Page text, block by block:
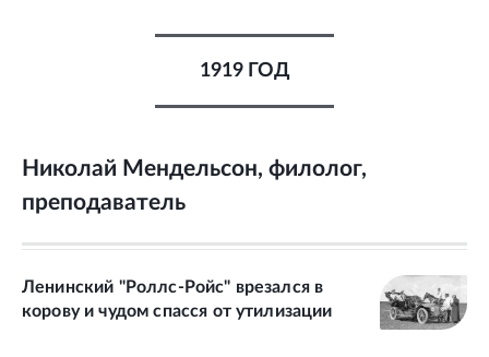
1919 ГОД
Николай Мендельсон, филолог,
преподаватель
Ленинский "Роллс-Ройс" врезался в
корову и чудом спасся от утилизации